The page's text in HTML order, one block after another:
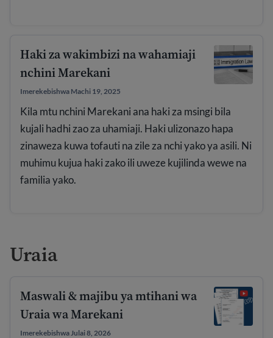
Haki za wakimbizi na wahamiaji
nchini Marekani
Imerekebishwa Machi 19, 2025
Kila mtu nchini Marekani ana haki za msingi bila
kujali hadhi zao za uhamiaji. Haki ulizonazo hapa
zinaweza kuwa tofauti na zile za nchi yako ya asili. Ni
muhimu kujua haki zako ili uweze kujilinda wewe na
familia yako.
Uraia
Maswali & majibu ya mtihani wa
Uraia wa Marekani
Imerekebishwa Julai 8, 2026